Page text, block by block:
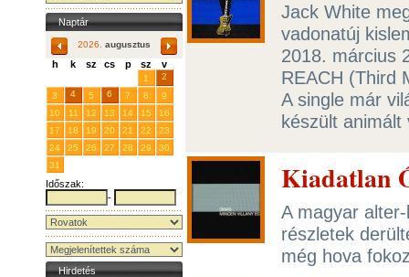
Naptár
2026. augusztus
h k sz cs p sz v
1
2
3
4 5 6 7 8
9
10
11 12 13 14 15
16
17
18 19 20 21 22
23
24
25 26 27 28 29
30
31
Időszak:
-
Hirdetés
Jack White
vadonatúj
2018. március
REACH (Third
A single már
készült
Kiadatlan
A magyar
részletek
még hova